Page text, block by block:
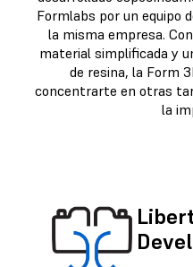
Formlabs por un equipo
la misma empresa.
material simplificada y
de resina, la Form
concentrarte en otras
la